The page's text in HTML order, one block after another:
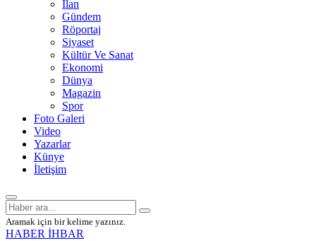
İlan
Gündem
Röportaj
Siyaset
Kültür Ve Sanat
Ekonomi
Dünya
Magazin
Spor
Foto Galeri
Video
Yazarlar
Künye
İletişim
Aramak için bir kelime yazınız.
HABER İHBAR